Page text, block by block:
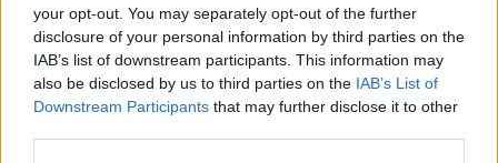
your opt-out. You may separately opt-out of the further
disclosure of your personal information by third parties on the
IAB’s list of downstream participants. This information may
also be disclosed by us to third parties on the IAB’s List of
Downstream Participants that may further disclose it to other